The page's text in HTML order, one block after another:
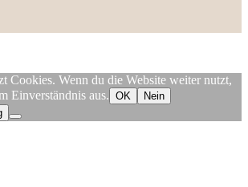
Cookies. Wenn du die Website weiter nutzt,
Einverständnis aus. OK
Nein